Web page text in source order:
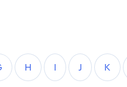
H I J K